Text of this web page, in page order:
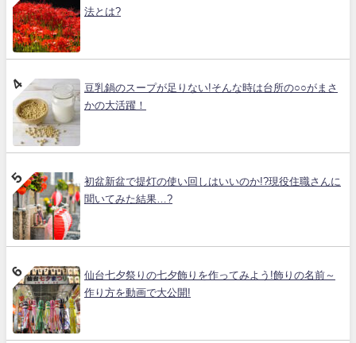
法とは?
豆乳鍋のスープが足りない!そんな時は台所の○○がまさ
かの大活躍！
初盆新盆で提灯の使い回しはいいのか!?現役住職さんに
聞いてみた結果…?
仙台七夕祭りの七夕飾りを作ってみよう!飾りの名前～
作り方を動画で大公開!